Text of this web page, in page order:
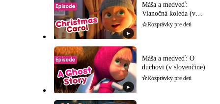
▶
Máša a medveď:
Vianočná koleda (v
slovenčine)
Rozprávky pre deti
▶
Máša a medveď: O
duchovi (v slovenčine)
Rozprávky pre deti